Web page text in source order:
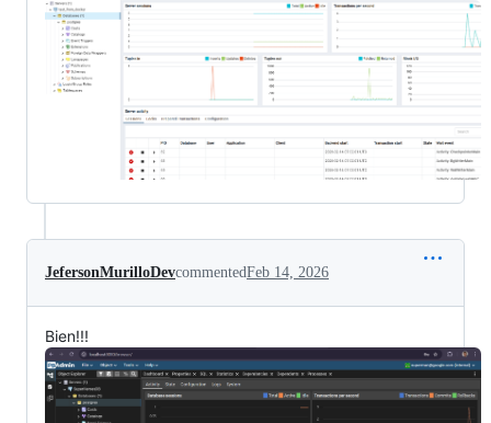
JefersonMurilloDevcommentedFeb 14, 2026
Bien!!!